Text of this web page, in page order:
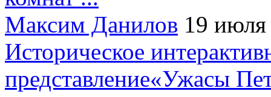
Максим Данилов 19
Историческое
представление«Ужасы